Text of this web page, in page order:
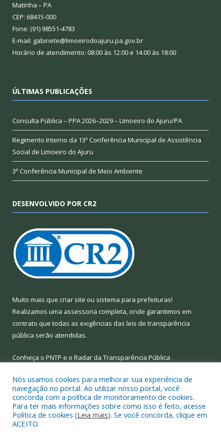
Matinha – PA
CEP: 68415-000
Fone: (91) 98551-4783
E-mail: gabinete@limoeirodoajuru.pa.gov.br
Horário de atendimento: 08:00 às 12:00 e 14:00 às 18:00
ÚLTIMAS PUBLICAÇÕES
Consulta Pública – PPA 2026–2029 – Limoeiro do Ajuru/PA
Regimento Interno da 13ª Conferência Municipal de Assistência
Social de Limoeiro do Ajuru
3ª Conferência Municipal de Meio Ambiente
DESENVOLVIDO POR CR2
Muito mais que criar site ou sistema para prefeituras!
Realizamos uma assessoria completa, onde garantimos em
contrato que todas as exigências das leis de transparência
pública serão atendidas.
Conheça o PNTP e o Radar da Transparência Pública
Todos os direitos reservados a Prefeitura Municipal de Limoeiro
do Ajuru.
Nós usamos cookies para melhorar sua experiência de
navegação no portal. Ao utilizar nosso portal, você
concorda com a política de monitoramento de cookies.
Para ter mais informações sobre como isso é feito, acesse
Política de cookies (Leia mais). Se você concorda, clique em
ACEITO.